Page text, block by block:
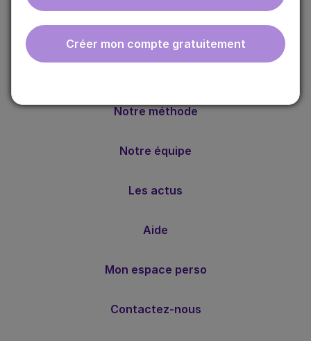
Créer mon compte gratuitement
ebmfrance est une base de connaissances médicales
gratuite adaptée à la pratique de la médecine générale.
Notre méthode
Notre équipe
Les actus
Aide
Mon espace perso
Contactez-nous